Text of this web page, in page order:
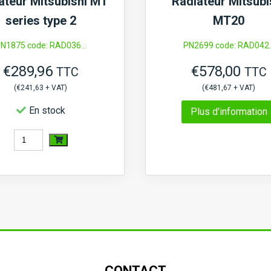
series type 2
code: RAD036...
€289,96 TTC
(€241,63 + VAT)
En stock
quantité
Radiateur
MT20
PN2699 code:
€578,00 TTC
(€481,67 + VAT)
Plus d'information